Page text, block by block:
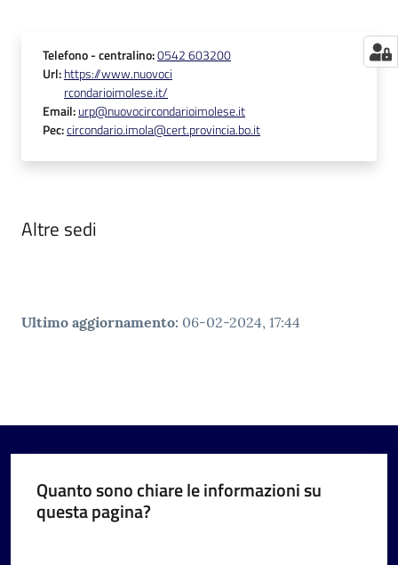
Telefono- centralino:0542 603200
Url:https://www.nuovoci
rcondarioimolese.it/
Email:urp@nuovocircondarioimolese.it
Pec:circondario.imola@cert.provincia.bo.it
Altre sedi
Ultimo aggiornamento: 06-02-2024, 17:44
Quanto sono chiare le informazioni su
questa pagina?